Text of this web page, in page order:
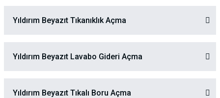
Yıldırım Beyazıt Tıkanıklık Açma
Yıldırım Beyazıt Lavabo Gideri Açma
Yıldırım Beyazıt Tıkalı Boru Açma